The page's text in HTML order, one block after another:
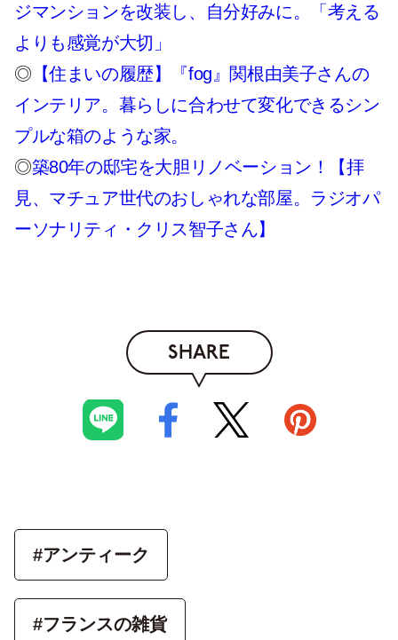
ジマンションを改装し、自分好みに。「考える
よりも感覚が大切」
◎ 【住まいの履歴】『fog』関根由美子さんの
インテリア。暮らしに合わせて変化できるシン
プルな箱のような家。
◎築80年の邸宅を大胆リノベーション！【拝
見、マチュア世代のおしゃれな部屋。ラジオパ
ーソナリティ・クリス智子さん】
SHARE
#アンティーク
#フランスの雑貨